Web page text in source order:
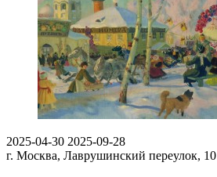
2025-04-30 2025-09-28
г. Москва, Лаврушинский переулок, 10